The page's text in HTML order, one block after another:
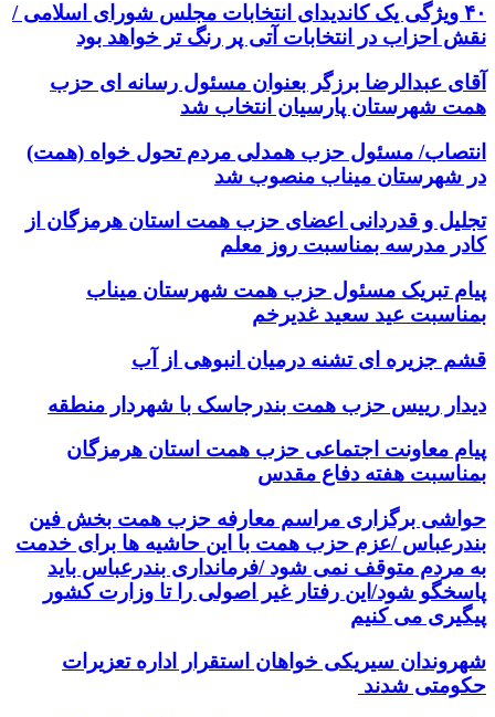
۴۰ ویژگی یک کاندیدای انتخابات مجلس شورای اسلامی /
نقش احزاب در انتخابات آتی پر رنگ تر خواهد بود
آقای عبدالرضا برزگر بعنوان مسئول رسانه ای حزب
همت شهرستان پارسیان انتخاب شد
انتصاب/ مسئول حزب همدلی مردم تحول خواه (همت)
در شهرستان میناب منصوب شد
تجلیل و قدردانی اعضای حزب همت استان هرمزگان از
کادر مدرسه بمناسبت روز معلم
پیام تبریک مسئول حزب همت شهرستان میناب
بمناسبت عید سعید غدیرخم
قشم جزیره ای تشنه درمیان انبوهی از آب
دیدار رییس حزب همت بندرجاسک با شهردار منطقه
پیام معاونت اجتماعی حزب همت استان هرمزگان
بمناسبت هفته دفاع مقدس
حواشی برگزاری مراسم معارفه حزب همت بخش فین
بندرعباس /عزم حزب همت با این حاشیه ها برای خدمت
به مردم متوقف نمی شود /فرمانداری بندرعباس باید
پاسخگو شود/این رفتار غیر اصولی را تا وزارت کشور
پیگیری می کنیم
شهروندان سیریکی خواهان استقرار اداره تعزیرات
حکومتی شدند